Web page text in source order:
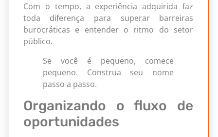
Com o tempo, a experiência adquirida faz
toda diferença para superar barreiras
burocráticas e entender o ritmo do setor
público.
Se você é pequeno, comece
pequeno. Construa seu nome
passo a passo.
Organizando o fluxo de
oportunidades